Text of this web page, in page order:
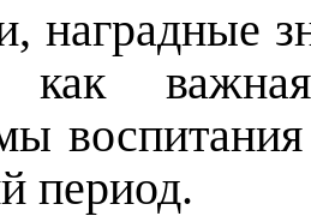
наградные
как
период.